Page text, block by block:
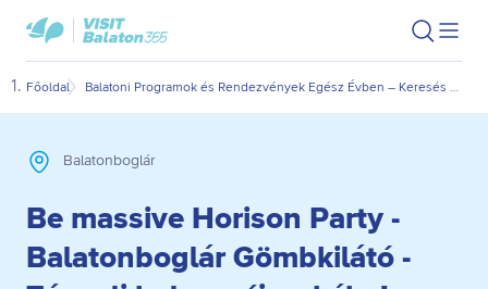
Ugrás
fő
Ugrás
oldal
VisitBalaton365
kezdőlap
Keresés
Főoldal Balatoni Programok és Rendezvények Egész Évben – Keresés Dátum és Kategória Szerint
Balatonboglár
Be massive Horison Party -
Balatonboglár Gömbkilátó -